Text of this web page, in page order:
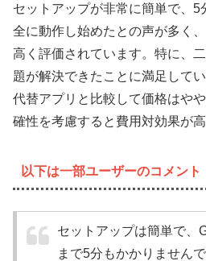
セットアップが非常に簡単で、
全に動作し始めたとの声が多く
高く評価されています。特に、
題が解決できたことに満足して
代替アプリと比較して価格はや
確性を考慮すると費用対効果が
以下は一部ユーザーのコメント
セットアップは簡単で、
まで5分もかかりませんで